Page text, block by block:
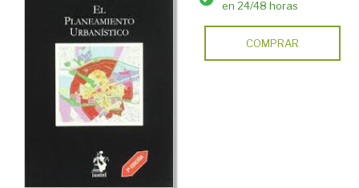
en 24/48 horas
COMPRAR